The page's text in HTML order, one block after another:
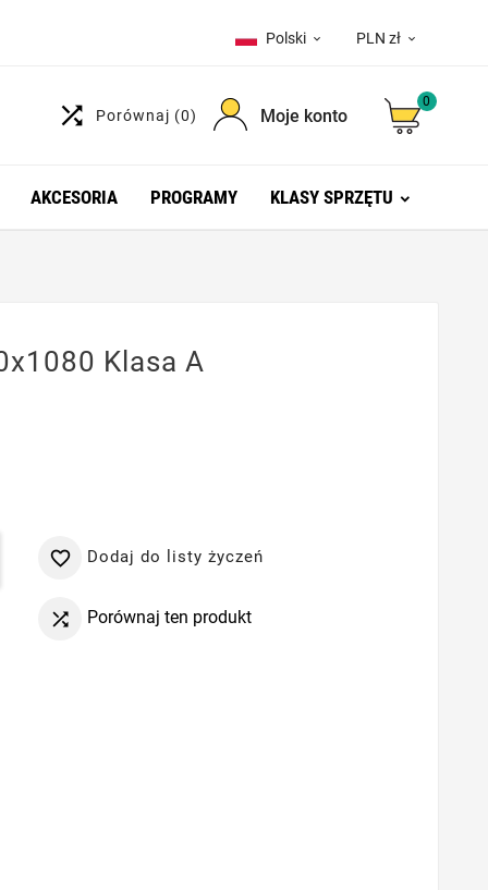
Polski  PLN zł 
 Porównaj (0) Moje konto
0
AKCESORIA PROGRAMY KLASY SPRZĘTU
Klasa A
 Dodaj do listy życzeń
 Porównaj ten produkt